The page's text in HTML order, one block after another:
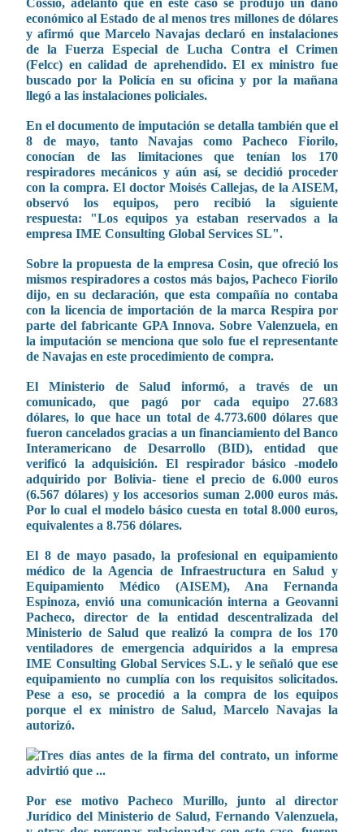
Cossío, adelantó que en este caso se produjo un daño
económico al Estado de al menos tres millones de dólares
y afirmó que Marcelo Navajas declaró en instalaciones
de la Fuerza Especial de Lucha Contra el Crimen
(Felcc) en calidad de aprehendido. El ex ministro fue
buscado por la Policía en su oficina y por la mañana
llegó a las instalaciones policiales.
En el documento de imputación se detalla también que el
8 de mayo, tanto Navajas como Pacheco Fiorilo,
conocían de las limitaciones que tenían los 170
respiradores mecánicos y aún así, se decidió proceder
con la compra. El doctor Moisés Callejas, de la AISEM,
observó los equipos, pero recibió la siguiente
respuesta: "Los equipos ya estaban reservados a la
empresa IME Consulting Global Services SL".
Sobre la propuesta de la empresa Cosin, que ofreció los
mismos respiradores a costos más bajos, Pacheco Fiorilo
dijo, en su declaración, que esta compañía no contaba
con la licencia de importación de la marca Respira por
parte del fabricante GPA Innova. Sobre Valenzuela, en
la imputación se menciona que solo fue el representante
de Navajas en este procedimiento de compra.
El Ministerio de Salud informó, a través de un
comunicado, que pagó por cada equipo 27.683
dólares, lo que hace un total de 4.773.600 dólares que
fueron cancelados gracias a un financiamiento del Banco
Interamericano de Desarrollo (BID), entidad que
verificó la adquisición. El respirador básico -modelo
adquirido por Bolivia- tiene el precio de 6.000 euros
(6.567 dólares) y los accesorios suman 2.000 euros más.
Por lo cual el modelo básico cuesta en total 8.000 euros,
equivalentes a 8.756 dólares.
El 8 de mayo pasado, la profesional en equipamiento
médico de la Agencia de Infraestructura en Salud y
Equipamiento Médico (AISEM), Ana Fernanda
Espinoza, envió una comunicación interna a Geovanni
Pacheco, director de la entidad descentralizada del
Ministerio de Salud que realizó la compra de los 170
ventiladores de emergencia adquiridos a la empresa
IME Consulting Global Services S.L. y le señaló que ese
equipamiento no cumplía con los requisitos solicitados.
Pese a eso, se procedió a la compra de los equipos
porque el ex ministro de Salud, Marcelo Navajas la
autorizó.
Por ese motivo Pacheco Murillo, junto al director
Jurídico del Ministerio de Salud, Fernando Valenzuela,